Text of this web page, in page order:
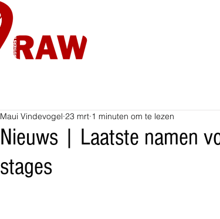
Nieuws | Laatste namen
stages
Maui Vindevogel 23 mrt 1 minuten om te lezen